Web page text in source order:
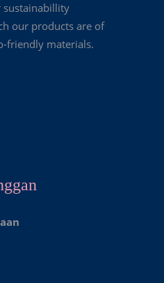
sustainabillity
our products are of
friendly materials.